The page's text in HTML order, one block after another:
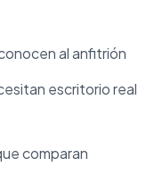
al anfitrión
escritorio real
comparan